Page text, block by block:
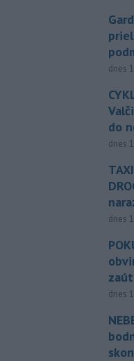
dnes
do
dnes
dnes
dnes